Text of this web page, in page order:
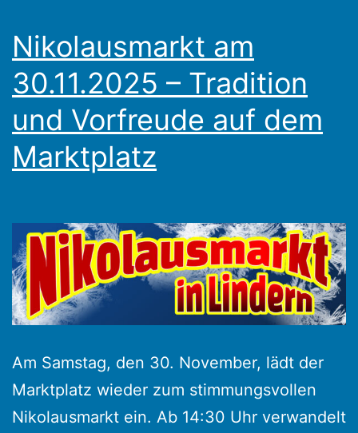
Nikolausmarkt am
30.11.2025 – Tradition
und Vorfreude auf dem
Marktplatz
Am Samstag, den 30. November, lädt der
Marktplatz wieder zum stimmungsvollen
Nikolausmarkt ein. Ab 14:30 Uhr verwandelt